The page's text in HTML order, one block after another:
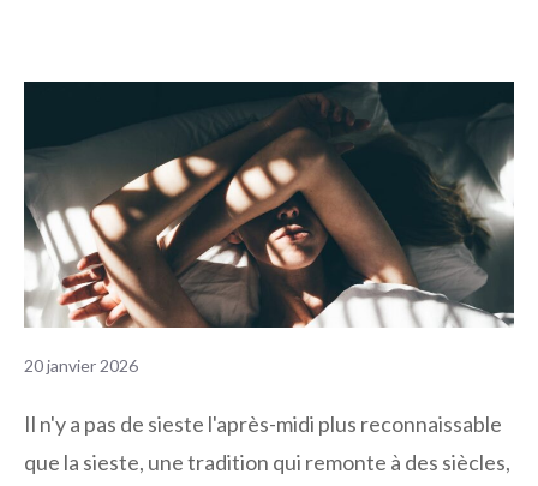
20 janvier 2026
Il n'y a pas de sieste l'après-midi plus reconnaissable
que la sieste, une tradition qui remonte à des siècles,